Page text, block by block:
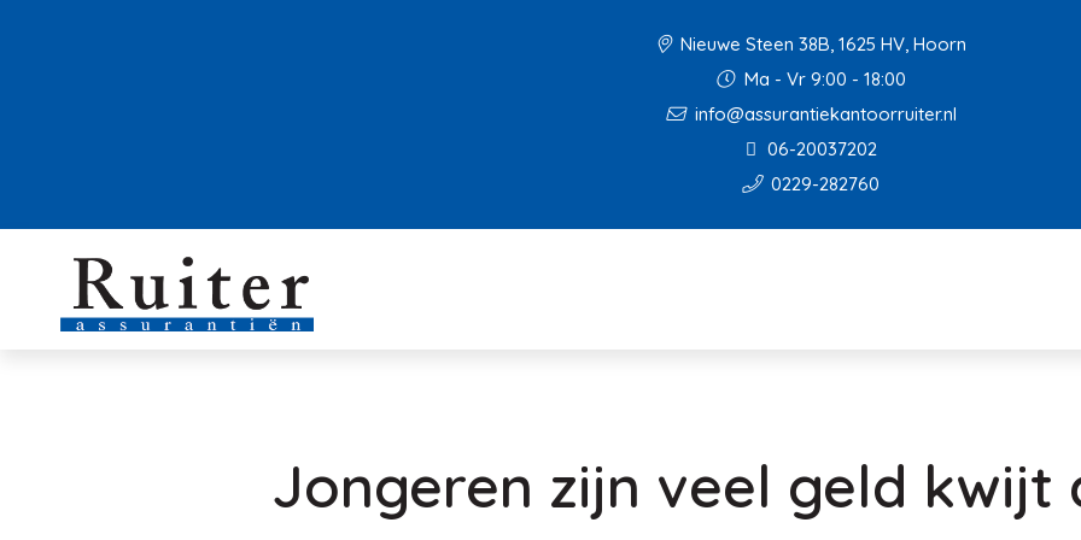
Nieuwe Steen 38B, 1625 HV, Hoorn
Ma - Vr 9:00 - 18:00
info@assurantiekantoorruiter.nl
06-20037202
0229-282760
Jongeren zijn veel geld kwijt